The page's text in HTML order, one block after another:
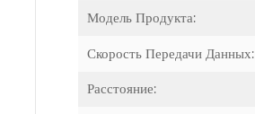
Модель Продукта:
Скорость Передачи Данных:
Расстояние: